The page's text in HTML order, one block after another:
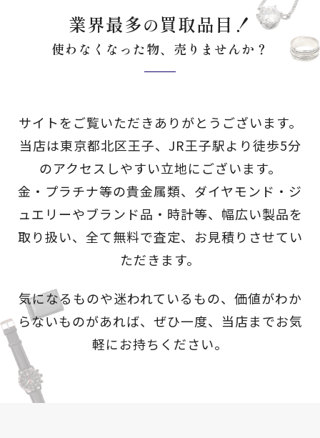
業界最多の買取品目！
使わなくなった物、売りませんか？
サイトをご覧いただきありがとうございます。
当店は東京都北区王子、JR王子駅より徒歩5分
のアクセスしやすい立地にございます。
金・プラチナ等の貴金属類、ダイヤモンド・ジ
ュエリーやブランド品・時計等、 幅広い製品を
取り扱い、全て無料で査定、お見積りさせてい
ただきます。
気になるものや迷われているもの、価値がわか
らないものがあれば、 ぜひ一度、当店までお気
軽にお持ちください。